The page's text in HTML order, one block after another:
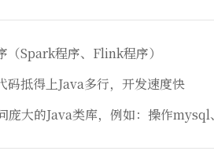
（Spark程序、Flink程序）
码抵得上Java多行，开发速度快
庞大的Java类库，例如：操作